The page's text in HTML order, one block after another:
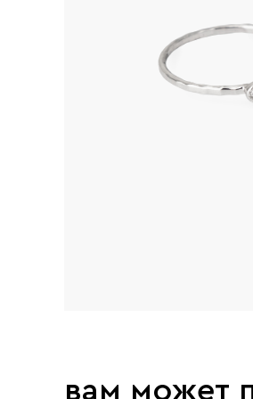
вам может